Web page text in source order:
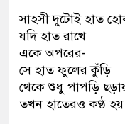
সাহসী দুটোই হাত
যদি হাত রাখে
একে অপরের-
সে হাত ফুলের কুঁড়ি
থেকে শুধু পাপড়ি
তখন হাতেরও কণ্ঠ